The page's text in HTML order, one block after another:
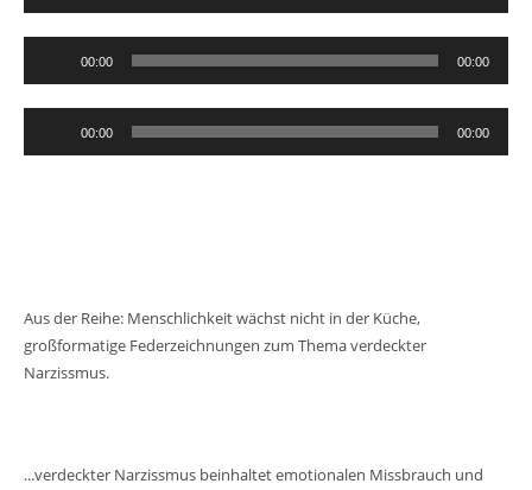
00:00 00:00
00:00 00:00
Aus der Reihe: Menschlichkeit wächst nicht in der Küche,
großformatige Federzeichnungen zum Thema verdeckter
Narzissmus.
...verdeckter Narzissmus beinhaltet emotionalen Missbrauch und